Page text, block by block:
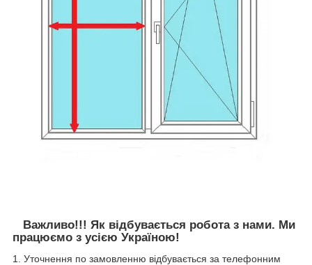
Важливо!!! Як відбувається робота з нами. Ми
працюємо з усією Україною!
1. Уточнення по замовленню відбувається за телефонним